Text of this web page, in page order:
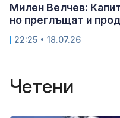
Милен Велчев:
но преглъщат и
22:25 • 18.07.26
Четени